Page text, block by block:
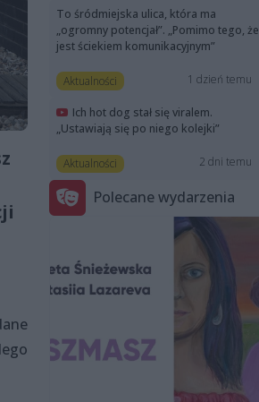
To śródmiejska ulica, która ma
„ogromny potencjał”. „Pomimo tego, że
jest ściekiem komunikacyjnym”
Aktualności 1 dzień temu
Ich hot dog stał się viralem.
„Ustawiają się po niego kolejki”
Aktualności 2 dni temu
Polecane wydarzenia